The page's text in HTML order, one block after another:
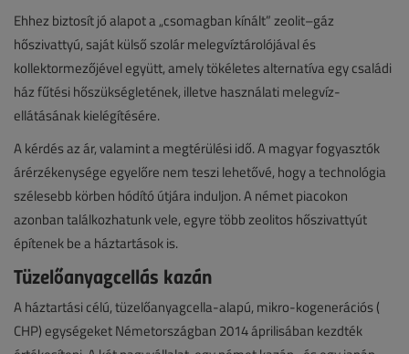
Ehhez biztosít jó alapot a „csomagban kínált” zeolit–gáz
hőszivattyú, saját külső szolár melegvíztárolójával és
kollektormezőjével együtt, amely tökéletes alternatíva egy családi
ház fűtési hőszükségletének, illetve használati melegvíz-
ellátásának kielégítésére.
A kérdés az ár, valamint a megtérülési idő. A magyar fogyasztók
árérzékenysége egyelőre nem teszi lehetővé, hogy a technológia
szélesebb körben hódító útjára induljon. A német piacokon
azonban találkozhatunk vele, egyre több zeolitos hőszivattyút
építenek be a háztartások is.
Tüzelőanyagcellás kazán
A háztartási célú, tüzelőanyagcella-alapú, mikro-kogenerációs (
CHP) egységeket Németországban 2014 áprilisában kezdték